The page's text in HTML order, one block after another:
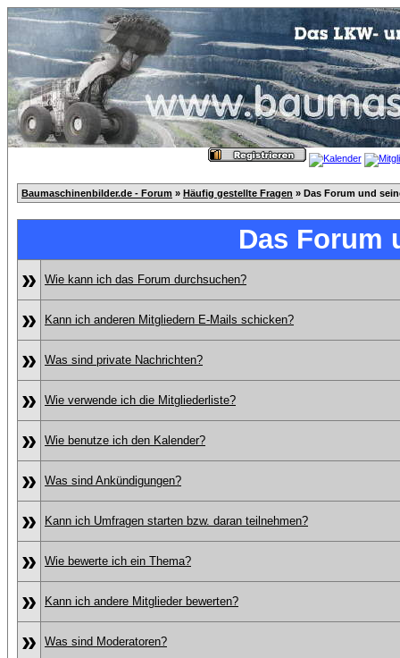
Baumaschinenbilder.de - Forum » Häufig gestellte Fragen » Das Forum und
Das Forum
»
Wie kann ich das Forum durchsuchen?
» Kann ich anderen Mitgliedern E-Mails schicken?
» Was sind private Nachrichten?
» Wie verwende ich die Mitgliederliste?
» Wie benutze ich den Kalender?
» Was sind Ankündigungen?
» Kann ich Umfragen starten bzw. daran teilnehmen?
» Wie bewerte ich ein Thema?
» Kann ich andere Mitglieder bewerten?
» Was sind Moderatoren?